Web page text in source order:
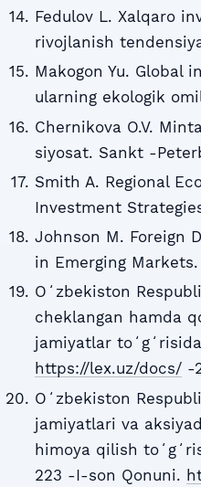
Fedulov L. Xalqaro
rivojlanish
Makogon Yu. Global
ularning ekologik
Chernikova O.V.
siyosat. Sankt -
Smith A. Regional
Investment
Johnson M. Foreign
in Emerging
Oʻzbekiston
cheklangan hamda
jamiyatlar
https://lex.uz/docs/-
Oʻzbekiston
jamiyatlari va
himoya qilish
223 -I-son Qonuni.